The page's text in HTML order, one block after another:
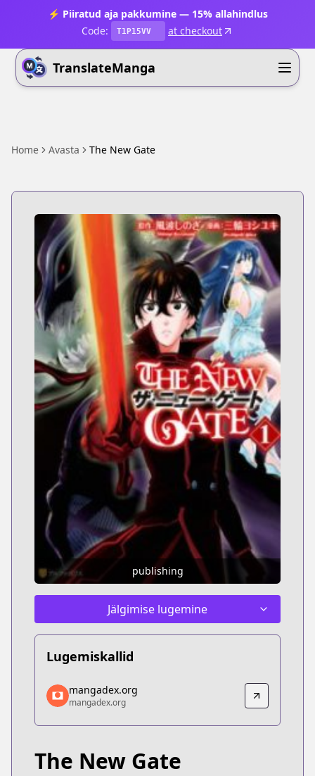
⚡ Piiratud aja pakkumine — 15% allahindlus
Code:
T1P15VV at checkout
TranslateManga
Home Avasta The New Gate
publishing
Jälgimise lugemine
Lugemiskallid
mangadex.org
mangadex.org
https://mangadex.org/title/69e218ec-93eb-4025-
mangadex.org
mangadex.org
The New Gate